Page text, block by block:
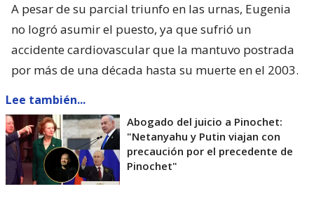
A pesar de su parcial triunfo en las urnas, Eugenia
no logró asumir el puesto, ya que sufrió un
accidente cardiovascular que la mantuvo postrada
por más de una década hasta su muerte en el 2003.
Lee también...
Abogado del juicio a Pinochet:
"Netanyahu y Putin viajan con
precaución por el precedente de
Pinochet"